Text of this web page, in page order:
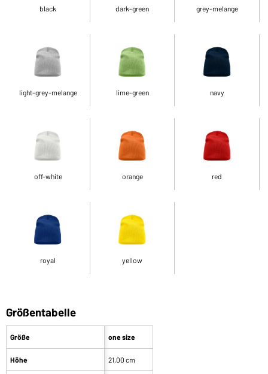
black dark-green grey-melange
light-grey-melange lime-green navy
off-white orange red
royal yellow
Größentabelle
Größe
Höhe
one size
21,00 cm